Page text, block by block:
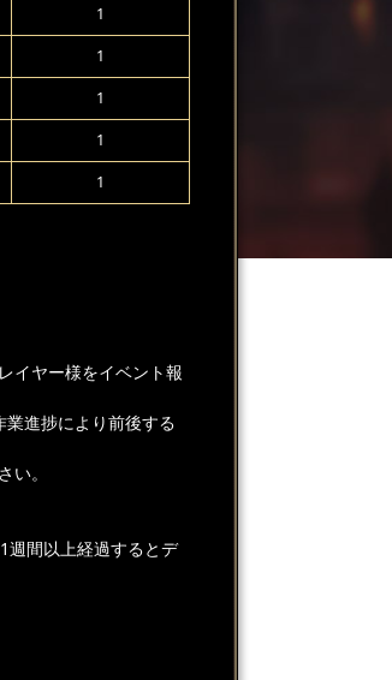
1
1
1
1
1
イヤー様をイベント報
進捗により前後する
。
間以上経過するとデ